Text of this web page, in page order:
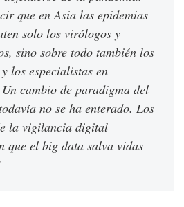
que en Asia las epidemias
solo los virólogos y
sino sobre todo también los
los especialistas en
cambio de paradigma del
no se ha enterado. Los
la vigilancia digital
que el big data salva vidas